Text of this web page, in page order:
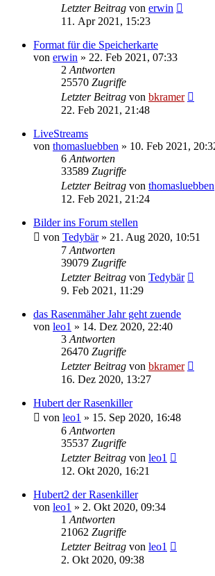
Letzter Beitrag von erwin
11. Apr 2021, 15:23
Format für die Speicherkarte
von erwin » 22. Feb 2021, 07:33
2 Antworten
25570 Zugriffe
Letzter Beitrag von bkramer
22. Feb 2021, 21:48
LiveStreams
von thomasluebben » 10. Feb 2021,
6 Antworten
33589 Zugriffe
Letzter Beitrag von thomasluebben
12. Feb 2021, 21:24
Bilder ins Forum stellen
von Tedybär» 21. Aug 2020, 10:51
7 Antworten
39079 Zugriffe
Letzter Beitrag von Tedybär
9. Feb 2021, 11:29
das Rasenmäher Jahr geht zuende
von leo1 » 14. Dez 2020, 22:40
3 Antworten
26470 Zugriffe
Letzter Beitrag von bkramer
16. Dez 2020, 13:27
Hubert der Rasenkiller
von leo1 » 15. Sep 2020, 16:48
6 Antworten
35537 Zugriffe
Letzter Beitrag von leo1
12. Okt 2020, 16:21
Hubert2 der Rasenkiller
von leo1 » 2. Okt 2020, 09:34
1 Antworten
21062 Zugriffe
Letzter Beitrag von leo1
2. Okt 2020, 09:38